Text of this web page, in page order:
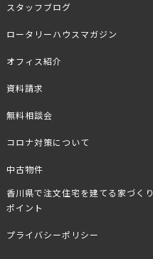
スタッフブログ
ロータリーハウスマガジン
オフィス紹介
資料請求
無料相談会
コロナ対策について
中古物件
香川県で注文住宅を建てる家づくり
ポイント
プライバシーポリシー